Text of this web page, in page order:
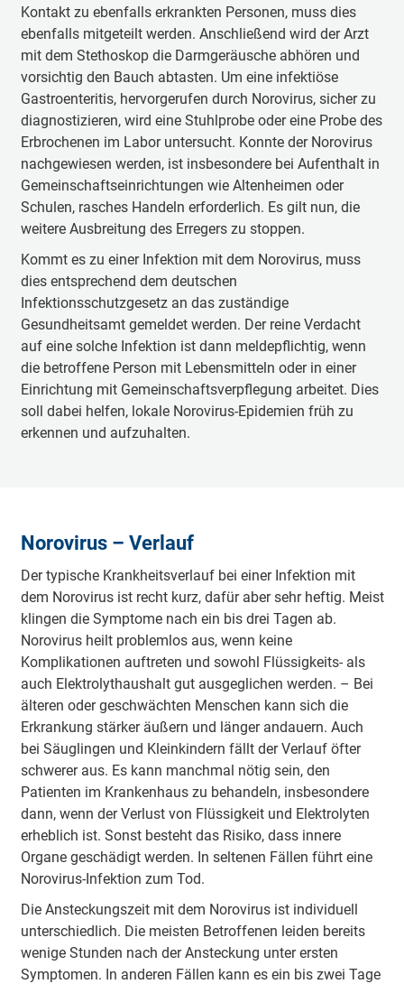
Kontakt zu ebenfalls erkrankten Personen, muss dies
ebenfalls mitgeteilt werden. Anschließend wird der Arzt
mit dem Stethoskop die Darmgeräusche abhören und
vorsichtig den Bauch abtasten. Um eine infektiöse
Gastroenteritis, hervorgerufen durch Norovirus, sicher zu
diagnostizieren, wird eine Stuhlprobe oder eine Probe des
Erbrochenen im Labor untersucht. Konnte der Norovirus
nachgewiesen werden, ist insbesondere bei Aufenthalt in
Gemeinschaftseinrichtungen wie Altenheimen oder
Schulen, rasches Handeln erforderlich. Es gilt nun, die
weitere Ausbreitung des Erregers zu stoppen.
Kommt es zu einer Infektion mit dem Norovirus, muss
dies entsprechend dem deutschen
Infektionsschutzgesetz an das zuständige
Gesundheitsamt gemeldet werden. Der reine Verdacht
auf eine solche Infektion ist dann meldepflichtig, wenn
die betroffene Person mit Lebensmitteln oder in einer
Einrichtung mit Gemeinschaftsverpflegung arbeitet. Dies
soll dabei helfen, lokale Norovirus-Epidemien früh zu
erkennen und aufzuhalten.
Norovirus – Verlauf
Der typische Krankheitsverlauf bei einer Infektion mit
dem Norovirus ist recht kurz, dafür aber sehr heftig. Meist
klingen die Symptome nach ein bis drei Tagen ab.
Norovirus heilt problemlos aus, wenn keine
Komplikationen auftreten und sowohl Flüssigkeits- als
auch Elektrolythaushalt gut ausgeglichen werden. – Bei
älteren oder geschwächten Menschen kann sich die
Erkrankung stärker äußern und länger andauern. Auch
bei Säuglingen und Kleinkindern fällt der Verlauf öfter
schwerer aus. Es kann manchmal nötig sein, den
Patienten im Krankenhaus zu behandeln, insbesondere
dann, wenn der Verlust von Flüssigkeit und Elektrolyten
erheblich ist. Sonst besteht das Risiko, dass innere
Organe geschädigt werden. In seltenen Fällen führt eine
Norovirus-Infektion zum Tod.
Die Ansteckungszeit mit dem Norovirus ist individuell
unterschiedlich. Die meisten Betroffenen leiden bereits
wenige Stunden nach der Ansteckung unter ersten
Symptomen. In anderen Fällen kann es ein bis zwei Tage